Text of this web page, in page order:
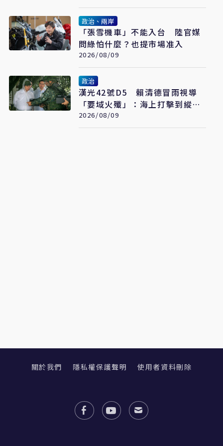
政治、兩岸
「張雪機車」不能入台 陸官媒
問綠怕什麼？也提市場准入
2026/08/09
政治
漢光42號D5 賴清德冒雨視導
「要域火殲」：海上打擊到縱深
防禦驗證整體戰力
2026/08/09
關於我們 隱私權保護聲明 使用者資料刪除